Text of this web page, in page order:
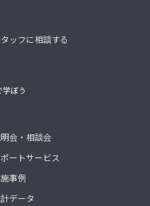
ッフに相談する
ぼう
会・相談会
ートサービス
事例
データ